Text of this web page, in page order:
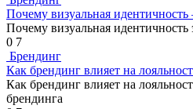
Почему визуальная
Почему визуальная
0 7
Брендинг
Как брендинг влияет на
Как брендинг влияет на
брендинга